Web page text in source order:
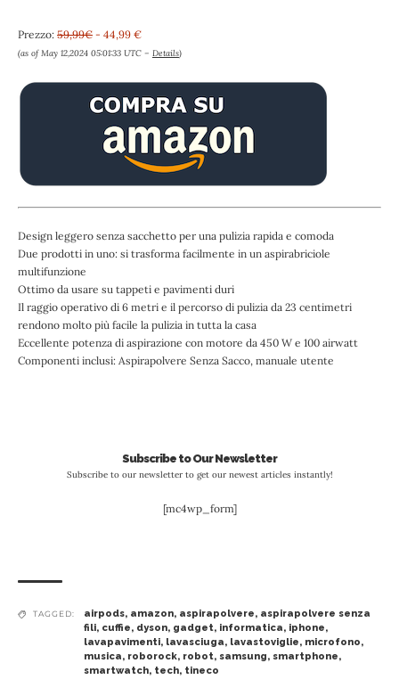
Prezzo: 59,99€ - 44,99 €
(as of May 12,2024 05:01:33 UTC – Details)
Design leggero senza sacchetto per una pulizia rapida e comoda
Due prodotti in uno: si trasforma facilmente in un aspirabriciole
multifunzione
Ottimo da usare su tappeti e pavimenti duri
Il raggio operativo di 6 metri e il percorso di pulizia da 23 centimetri
rendono molto più facile la pulizia in tutta la casa
Eccellente potenza di aspirazione con motore da 450 W e 100 airwatt
Componenti inclusi: Aspirapolvere Senza Sacco, manuale utente
Subscribe to Our Newsletter
Subscribe to our newsletter to get our newest articles instantly!
[mc4wp_form]
TAGGED: airpods, amazon, aspirapolvere, aspirapolvere senza
fili, cuffie, dyson, gadget, informatica, iphone,
lavapavimenti, lavasciuga, lavastoviglie, microfono,
musica, roborock, robot, samsung, smartphone,
smartwatch, tech, tineco